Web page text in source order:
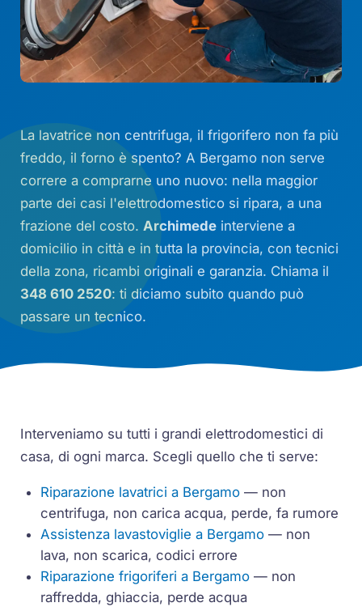
La lavatrice non centrifuga, il frigorifero non fa più
freddo, il forno è spento? A Bergamo non serve
correre a comprarne uno nuovo: nella maggior
parte dei casi l'elettrodomestico si ripara, a una
frazione del costo. Archimede interviene a
domicilio in città e in tutta la provincia, con tecnici
della zona, ricambi originali e garanzia. Chiama il
348 610 2520: ti diciamo subito quando può
passare un tecnico.
Interveniamo su tutti i grandi elettrodomestici di
casa, di ogni marca. Scegli quello che ti serve:
Riparazione lavatrici a Bergamo — non
centrifuga, non carica acqua, perde, fa rumore
Assistenza lavastoviglie a Bergamo — non
lava, non scarica, codici errore
Riparazione frigoriferi a Bergamo — non
raffredda, ghiaccia, perde acqua